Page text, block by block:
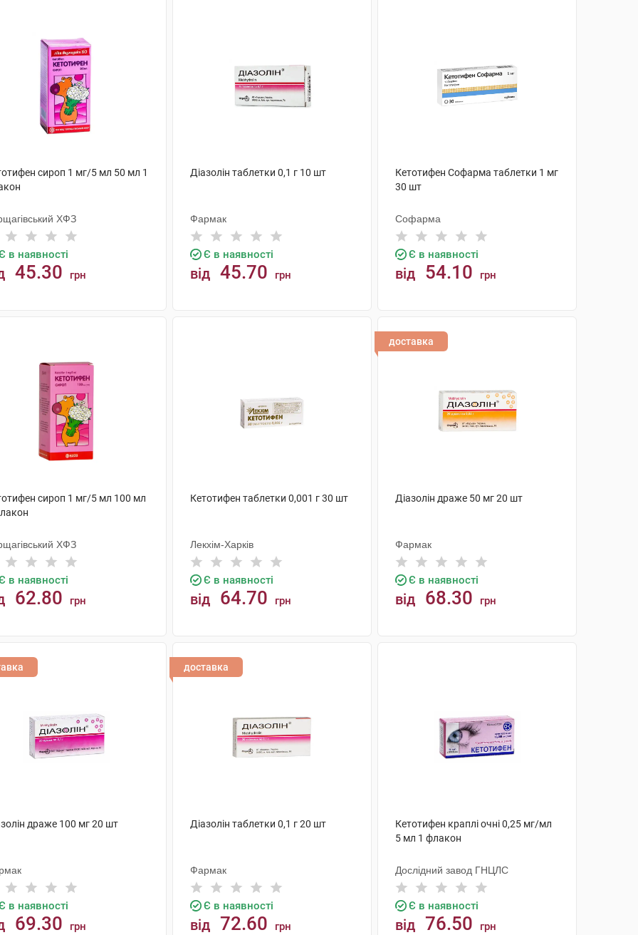
сироп 1 мг/5 мл 50 мл 1
ХФЗ
в наявності
45.30 грн
Діазолін таблетки 0,1 г 10 шт
Фармак
Є в наявності
від 45.70 грн
Кетотифен Софарма таблетки 1 мг
30 шт
Софарма
Є в наявності
від 54.10 грн
сироп 1 мг/5 мл 100 мл
ХФЗ
в наявності
62.80 грн
Кетотифен таблетки 0,001 г 30 шт
Лекхім-Харків
Є в наявності
від 64.70 грн
доставка
Діазолін драже 50 мг 20 шт
Фармак
Є в наявності
від 68.30 грн
драже 100 мг 20 шт
в наявності
69.30 грн
доставка
Діазолін таблетки 0,1 г 20 шт
Фармак
Є в наявності
від 72.60 грн
Кетотифен краплі очні 0,25 мг/мл
5 мл 1 флакон
Дослідний завод ГНЦЛС
Є в наявності
від 76.50 грн